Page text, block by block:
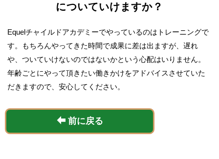
についていけますか？
Equelチャイルドアカデミーでやっているのはトレーニングで
す。もちろんやってきた時間で成果に差は出ますが、遅れ
や、ついていけないのではないかという心配はいりません。
年齢ごとにやって頂きたい働きかけをアドバイスさせていた
だきますので、安心してください。
前に戻る